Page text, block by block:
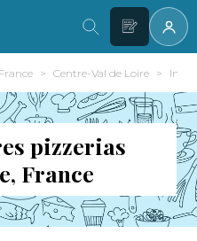
France Centre-Val de Loire
pizzerias
France